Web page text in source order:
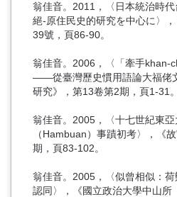
翁佳音。2011，〈日本統治時
絕-原住民史的研究を中心に〉
39號，頁86-90。
翁佳音。2006，〈「牽手khan-
——從臺灣歷史慣用語論大福佬
研究》，第13卷第2期，頁1-31。
翁佳音。2005，〈十七世紀東
（Hambuan）事蹟初考〉，《
期，頁83-102。
翁佳音。2005，〈似曾相似：
認同〉，《國立政治大學中山所